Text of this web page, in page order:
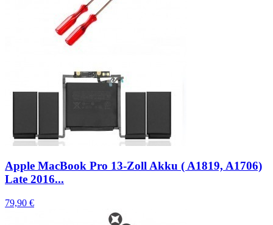
Apple MacBook Pro 13-Zoll Akku ( A1819, A1706)
Late 2016...
79,90 €